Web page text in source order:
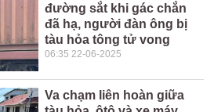
đường sắt khi gác chắn
đã hạ, người đàn ông bị
tàu hỏa tông tử vong
06:35 22-06-2025
Va chạm liên hoàn giữa